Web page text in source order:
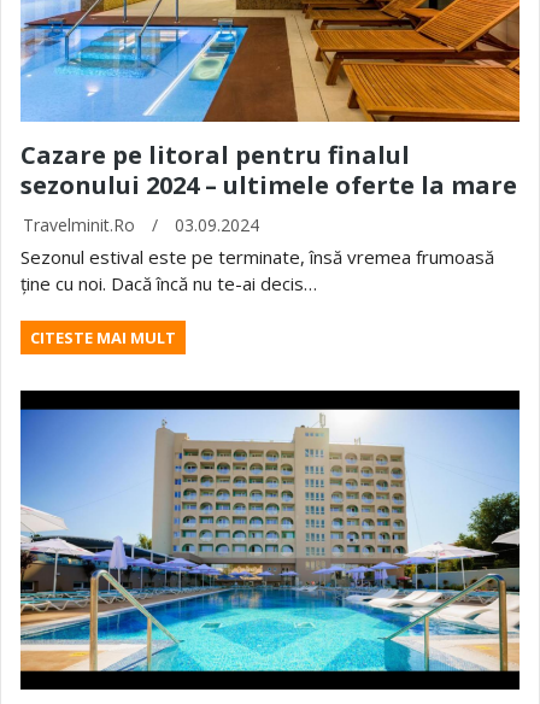
Cazare pe litoral pentru finalul
sezonului 2024 – ultimele oferte la mare
Travelminit.ro / 03.09.2024
Sezonul estival este pe terminate, însă vremea frumoasă
ține cu noi. Dacă încă nu te-ai decis…
CITESTE MAI MULT